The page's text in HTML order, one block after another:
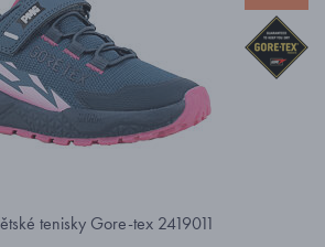
tenisky Gore-tex 2419011